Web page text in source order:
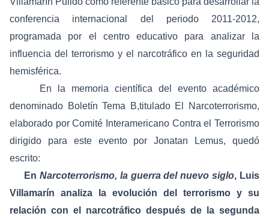
conferencia internacional del periodo 2011-2012,
programada por el centro educativo para analizar la
influencia del terrorismo y el narcotráfico en la seguridad
hemisférica.
En la memoria científica del evento académico
denominado Boletín Tema B,titulado El Narcoterrorismo,
elaborado por Comité Interamericano Contra el Terrorismo
dirigido para este evento por Jonatan Lemus, quedó
escrito:
En Narcoterrorismo, la guerra del nuevo siglo, Luis
Villamarín analiza la evolución del terrorismo y su
relación con el narcotráfico después de la segunda